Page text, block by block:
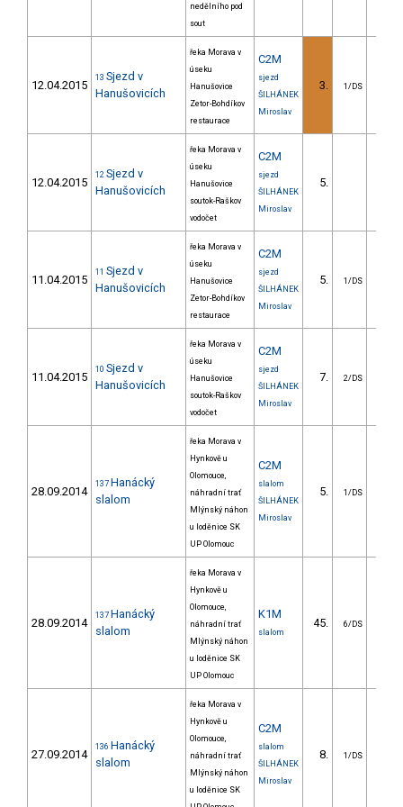
nedělního pod
sout
12.04.2015
13 Sjezd v
Hanušovicích
řeka Morava v
úseku
Hanušovice
Zetor-Bohdíkov
restaurace
C2M
sjezd
ŠILHÁNEK
Miroslav
3. 1/DS
12.04.2015
12 Sjezd v
Hanušovicích
řeka Morava v
úseku
Hanušovice
soutok-Raškov
vodočet
C2M
sjezd
ŠILHÁNEK
Miroslav
5.
11.04.2015
11 Sjezd v
Hanušovicích
řeka Morava v
úseku
Hanušovice
Zetor-Bohdíkov
restaurace
C2M
sjezd
ŠILHÁNEK
Miroslav
5. 1/DS
11.04.2015
10 Sjezd v
Hanušovicích
řeka Morava v
úseku
Hanušovice
soutok-Raškov
vodočet
C2M
sjezd
ŠILHÁNEK
Miroslav
7. 2/DS
28.09.2014
137 Hanácký
slalom
řeka Morava v
Hynkově u
Olomouce,
náhradní trať
Mlýnský náhon
u loděnice SK
UP Olomouc
C2M
slalom
ŠILHÁNEK
Miroslav
5. 1/DS
28.09.2014
137 Hanácký
slalom
řeka Morava v
Hynkově u
Olomouce,
náhradní trať
Mlýnský náhon
u loděnice SK
UP Olomouc
K1M
slalom
45. 6/DS
27.09.2014
136 Hanácký
slalom
řeka Morava v
Hynkově u
Olomouce,
náhradní trať
Mlýnský náhon
u loděnice SK
C2M
slalom
ŠILHÁNEK
Miroslav
8. 1/DS